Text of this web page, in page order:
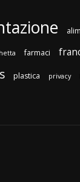
farmaci
plastica privacy